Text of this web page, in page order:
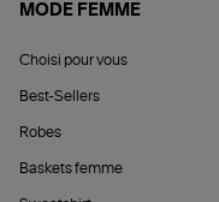
MODE FEMME
Choisi pour vous
Best-Sellers
Robes
Baskets femme